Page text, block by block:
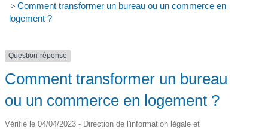
> Comment transformer un bureau ou un commerce en
logement ?
Question-réponse
Comment transformer un bureau
ou un commerce en logement ?
Vérifié le 04/04/2023 - Direction de l'information légale et